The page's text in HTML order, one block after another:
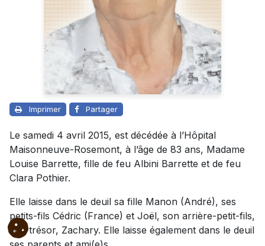
Imprimer Partager
Le samedi 4 avril 2015, est décédée à l’Hôpital
Maisonneuve-Rosemont, à l’âge de 83 ans, Madame
Louise Barrette, fille de feu Albini Barrette et de feu
Clara Pothier.
Elle laisse dans le deuil sa fille Manon (André), ses
petits-fils Cédric (France) et Joël, son arrière-petit-fils,
son trésor, Zachary. Elle laisse également dans le deuil